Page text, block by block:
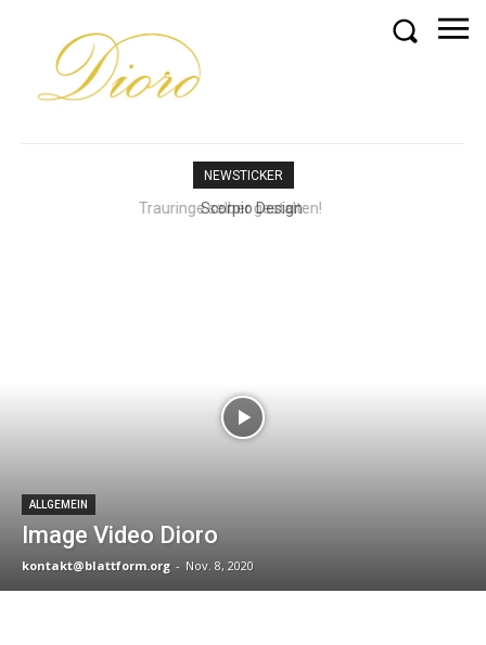
NEWSTICKER
Scorpio Design
ALLGEMEIN
Image Video Dioro
kontakt@blattform.org - Nov. 8, 2020